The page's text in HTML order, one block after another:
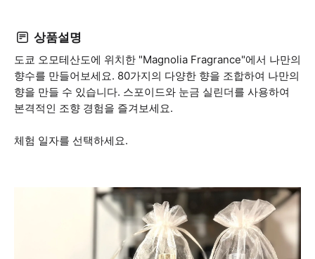
상품설명
도쿄 오모테산도에 위치한 "Magnolia Fragrance"에서 나만의
향수를 만들어보세요. 80가지의 다양한 향을 조합하여 나만의
향을 만들 수 있습니다. 스포이드와 눈금 실린더를 사용하여
본격적인 조향 경험을 즐겨보세요.
체험 일자를 선택하세요.